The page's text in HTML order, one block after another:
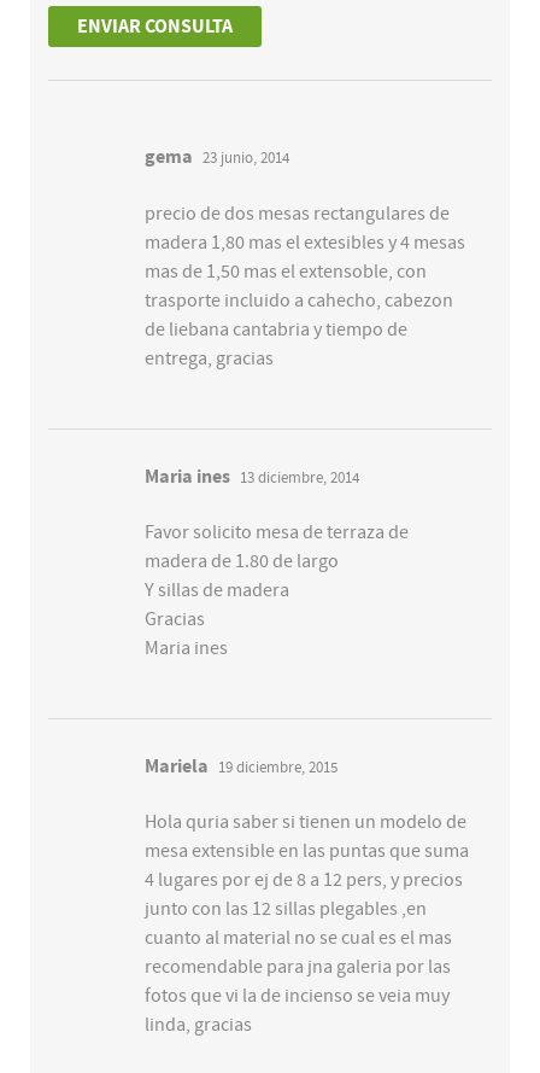
gema 23 junio, 2014
precio de dos mesas rectangulares de
madera 1,80 mas el extesibles y 4 mesas
mas de 1,50 mas el extensoble, con
trasporte incluido a cahecho, cabezon
de liebana cantabria y tiempo de
entrega, gracias
Maria ines 13 diciembre, 2014
Favor solicito mesa de terraza de
madera de 1.80 de largo
Y sillas de madera
Gracias
Maria ines
Mariela 19 diciembre, 2015
Hola quria saber si tienen un modelo de
mesa extensible en las puntas que suma
4 lugares por ej de 8 a 12 pers, y precios
junto con las 12 sillas plegables ,en
cuanto al material no se cual es el mas
recomendable para jna galeria por las
fotos que vi la de incienso se veia muy
linda, gracias